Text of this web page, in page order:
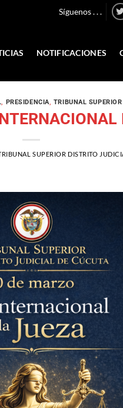
Síguenos . . .
NOTIFICACIONES
, PRESIDENCIA, TRIBUNAL SUPERIOR
SUPERIOR DISTRITO